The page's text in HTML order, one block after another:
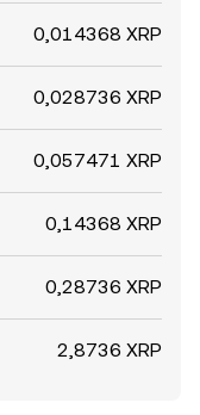
0,014368 XRP
0,028736 XRP
0,057471 XRP
0,14368 XRP
0,28736 XRP
2,8736 XRP